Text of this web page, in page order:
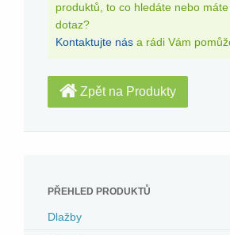
produktů, to co hledáte nebo
dotaz?
Kontaktujte nás a rádi Vám
Zpět na Produkty
PŘEHLED PRODUKTŮ
Dlažby